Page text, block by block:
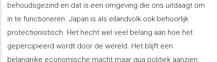
behoudsgezind en dat is een omgeving die ons uitdaagt om
in te functioneren. Japan is als eilandvolk ook behoorlijk
protectionistisch. Het hecht wel veel belang aan hoe het
gepercipieerd wordt door de wereld. Het blijft een
belangrijke economische macht maar qua politiek aanzien